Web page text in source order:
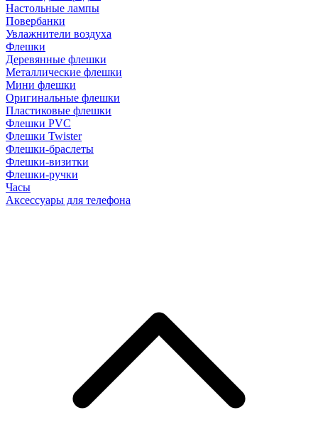
Настольные лампы
Повербанки
Увлажнители воздуха
Флешки
Деревянные флешки
Металлические флешки
Мини флешки
Оригинальные флешки
Пластиковые флешки
Флешки PVC
Флешки Twister
Флешки-браслеты
Флешки-визитки
Флешки-ручки
Часы
Аксессуары для телефона